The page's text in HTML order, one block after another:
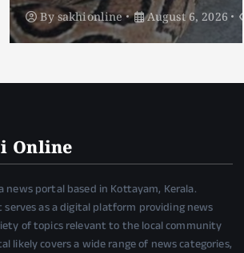
August 6, 2026 4 views
Online
news portal based in Kottayam, Kerala.
serves as a digital platform providing news
of topics relevant to the local community
likely covers a wide range of news categories,